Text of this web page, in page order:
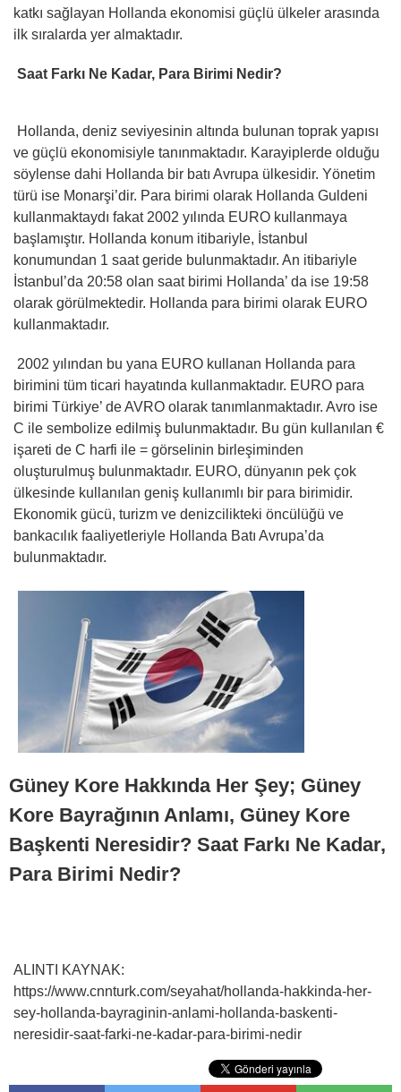
katkı sağlayan Hollanda ekonomisi güçlü ülkeler arasında
ilk sıralarda yer almaktadır.
Saat Farkı Ne Kadar, Para Birimi Nedir?
Hollanda, deniz seviyesinin altında bulunan toprak yapısı
ve güçlü ekonomisiyle tanınmaktadır. Karayiplerde olduğu
söylense dahi Hollanda bir batı Avrupa ülkesidir. Yönetim
türü ise Monarşi’dir. Para birimi olarak Hollanda Guldeni
kullanmaktaydı fakat 2002 yılında EURO kullanmaya
başlamıştır. Hollanda konum itibariyle, İstanbul
konumundan 1 saat geride bulunmaktadır. An itibariyle
İstanbul’da 20:58 olan saat birimi Hollanda’ da ise 19:58
olarak görülmektedir. Hollanda para birimi olarak EURO
kullanmaktadır.
2002 yılından bu yana EURO kullanan Hollanda para
birimini tüm ticari hayatında kullanmaktadır. EURO para
birimi Türkiye’ de AVRO olarak tanımlanmaktadır. Avro ise
C ile sembolize edilmiş bulunmaktadır. Bu gün kullanılan €
işareti de C harfi ile = görselinin birleşiminden
oluşturulmuş bulunmaktadır. EURO, dünyanın pek çok
ülkesinde kullanılan geniş kullanımlı bir para birimidir.
Ekonomik gücü, turizm ve denizcilikteki öncülüğü ve
bankacılık faaliyetleriyle Hollanda Batı Avrupa’da
bulunmaktadır.
Güney Kore Hakkında Her Şey; Güney
Kore Bayrağının Anlamı, Güney Kore
Başkenti Neresidir? Saat Farkı Ne Kadar,
Para Birimi Nedir?
ALINTI KAYNAK:
https://www.cnnturk.com/seyahat/hollanda-hakkinda-her-
sey-hollanda-bayraginin-anlami-hollanda-baskenti-
neresidir-saat-farki-ne-kadar-para-birimi-nedir